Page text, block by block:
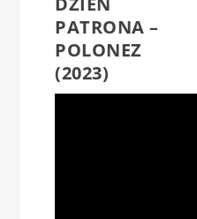
PATRONA –
POLONEZ
(2023)